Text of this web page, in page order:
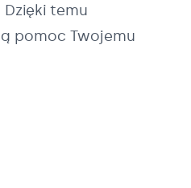
temu
pomoc Twojemu